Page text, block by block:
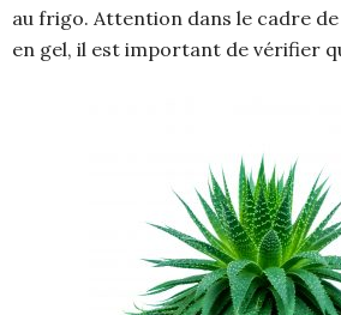
au frigo. Attention dans le cadre
en gel, il est important de vérifier